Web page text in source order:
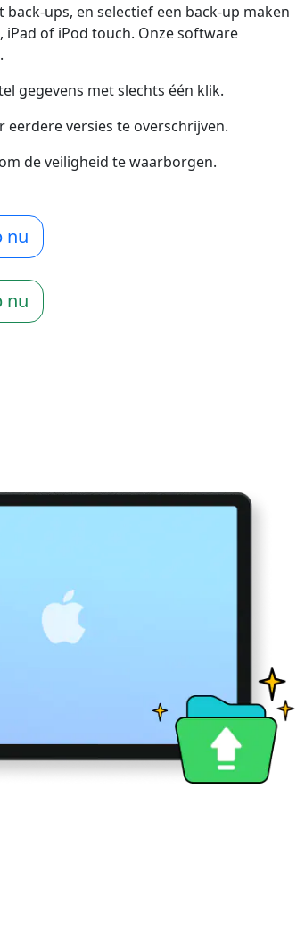
ups, en selectief een back-up maken
iPad of iPod touch. Onze software
gegevens met slechts één klik.
versies te overschrijven.
de veiligheid te waarborgen.
nu
nu